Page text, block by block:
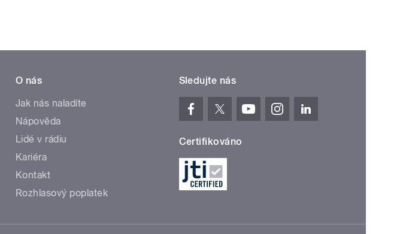
O nás
Jak nás naladíte
Nápověda
Lidé v rádiu
Kariéra
Kontakt
Rozhlasový poplatek
Sledujte nás
Certifikováno